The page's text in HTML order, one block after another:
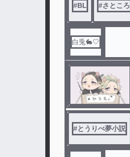
#BL #さところ
白兎🐇🤍
#とうりべ夢小説